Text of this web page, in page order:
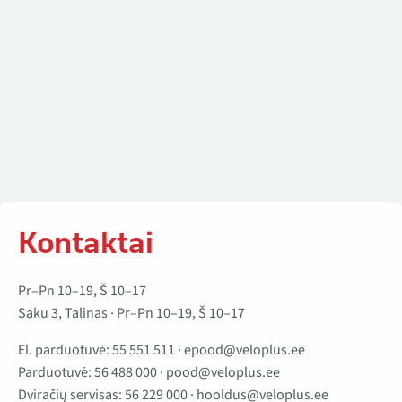
Kontaktai
Pr–Pn 10–19, Š 10–17
Saku 3, Talinas · Pr–Pn 10–19, Š 10–17
El. parduotuvė:55 551 511 ·epood@veloplus.ee
Parduotuvė:56 488 000· pood@veloplus.ee
Dviračių servisas:56 229 000· hooldus@veloplus.ee